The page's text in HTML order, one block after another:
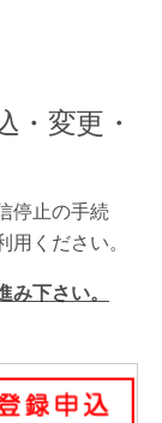
・変更・
停止の手続
ください。
下さい。